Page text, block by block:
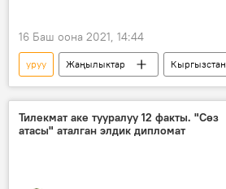
16 Баш оона 2021, 14:44
уруу Жаңылыктар
Кыргызстан
Окуялар
Ленин райондук соту
милиция
түнкү клуб
администратор
арыз
Тилекмат аке тууралуу 12 факты. "Сөз
атасы" аталган элдик дипломат